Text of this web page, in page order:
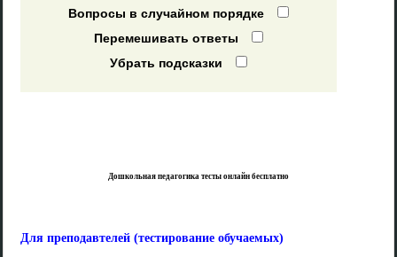
Вопросы в случайном порядке
Перемешивать ответы
Убрать подсказки
Дошкольная педагогика тесты онлайн бесплатно
Для преподавтелей (тестирование обучаемых)